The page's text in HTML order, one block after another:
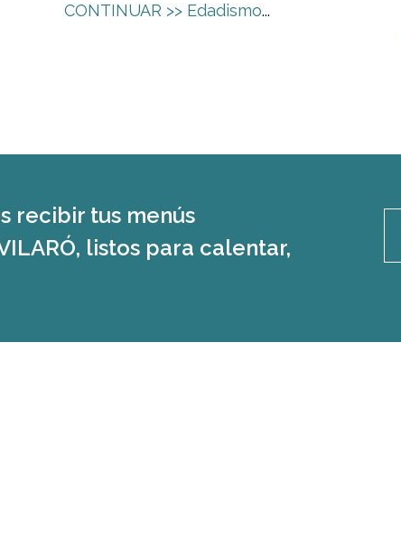
CONTINUAR >> Edadismo...
recibir tus menús
listos para calentar,